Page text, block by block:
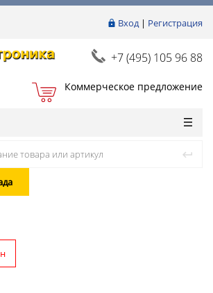
Вход| Регистрация
+7 (495) 105 96 88
Коммерческое предложение